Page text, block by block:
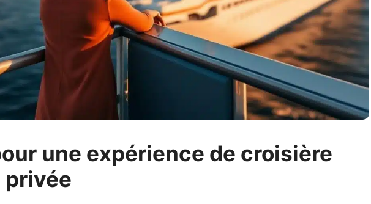
une expérience de croisière
privée